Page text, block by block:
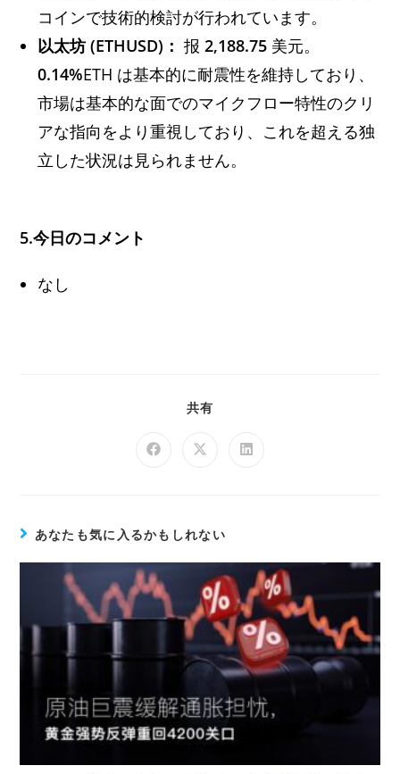
コインで技術的検討が行われています。
以太坊 (ETHUSD)： 报2,188.75 美元。
0.14%ETH は基本的に耐震性を維持しており、
市場は基本的な面でのマイクフロー特性のクリ
アな指向をより重視しており、これを超える独
立した状況は見られません。
5.今日のコメント
なし
共有
あなたも気に入るかもしれない